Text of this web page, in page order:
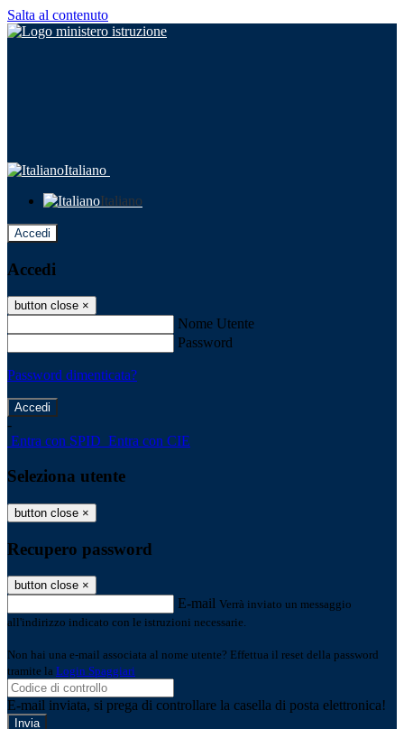
Salta al contenuto
Italiano
Italiano
Accedi
Accedi
button close ×
Nome Utente
Password
Password dimenticata?
-
Entra con SPID Entra con CIE
Seleziona utente
button close ×
Recupero password
button close ×
E-mail Verrà inviato un messaggio
all'indirizzo indicato con le istruzioni necessarie.
Non hai una e-mail associata al nome utente? Effettua il reset della password
tramite la Login Spaggiari
E-mail inviata, si prega di controllare la casella di posta elettronica!